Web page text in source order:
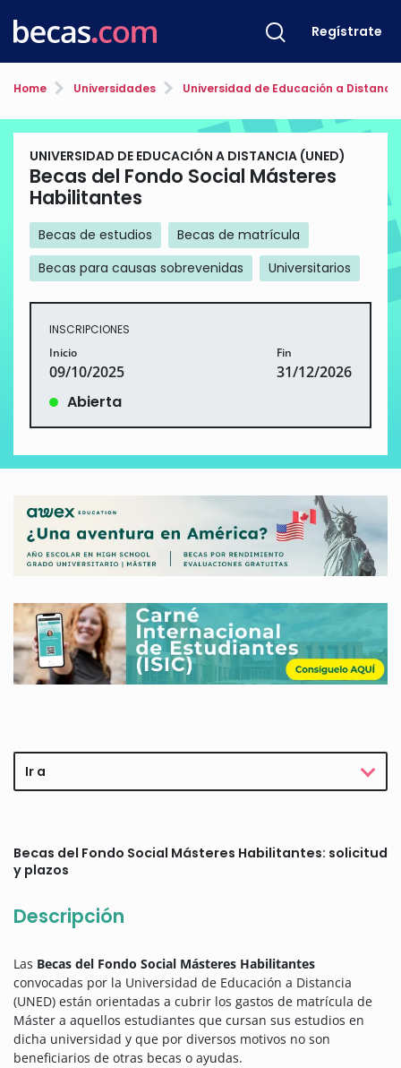
Regístrate
Home Universidades Universidad de Educación a
UNIVERSIDAD DE EDUCACIÓN A DISTANCIA (UNED)
Becas del Fondo Social Másteres
Habilitantes
Becas de estudios
Becas de matrícula
Becas para causas sobrevenidas
Universitarios
INSCRIPCIONES
Inicio
09/10/2025
Fin
31/12/2026
Abierta
Ir a
Becas del Fondo Social Másteres Habilitantes: solicitud
y plazos
Descripción
Las Becas del Fondo Social Másteres Habilitantes
convocadas por la Universidad de Educación a Distancia
(UNED) están orientadas a cubrir los gastos de matrícula de
Máster a aquellos estudiantes que cursan sus estudios en
dicha universidad y que por diversos motivos no son
beneficiarios de otras becas o ayudas.